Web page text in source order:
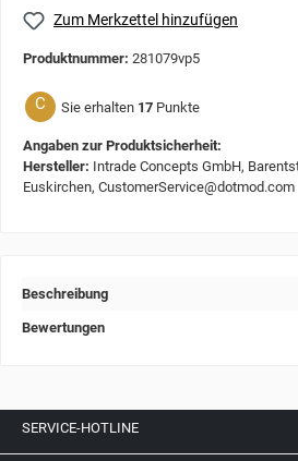
Zum Merkzettel hinzufügen
Produktnummer: 281079vp5
C Sie erhalten 17 Punkte
Angaben zur Produktsicherheit:
Hersteller: Intrade Concepts GmbH,
Euskirchen, CustomerService@dotmod.com
Beschreibung
Bewertungen
SERVICE-HOTLINE